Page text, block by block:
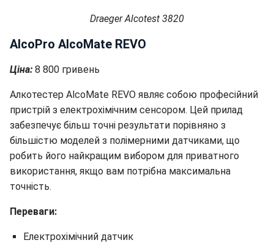
Draeger Alcotest 3820
AlcoPro AlcoMate REVO
Ціна: 8 800 гривень
Алкотестер AlcoMate REVO являє собою професійний
пристрій з електрохімічним сенсором. Цей прилад
забезпечує більш точні результати порівняно з
більшістю моделей з полімерними датчиками, що
робить його найкращим вибором для приватного
використання, якщо вам потрібна максимальна
точність.
Переваги:
Електрохімічний датчик